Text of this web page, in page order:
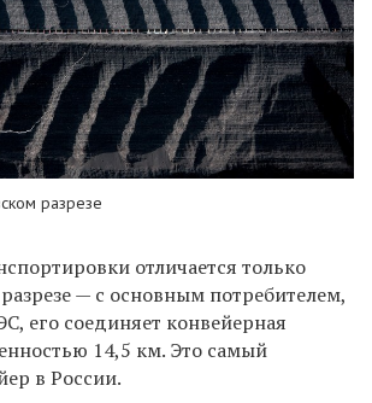
разрезе
отличается только
— с основным потребителем,
его соединяет конвейерная
14,5 км. Это самый
в России.